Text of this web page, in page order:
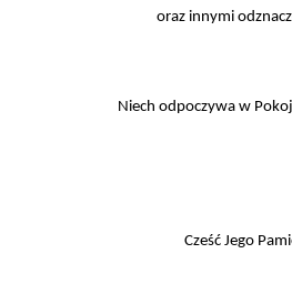
oraz innymi
Niech odpoczywa w
Cześć Jego